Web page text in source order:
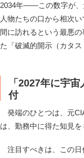
2034年——この数字が、
人物たちの口から相次
間に訪れるという最悪
た「破滅的開示（カタ
「2027年に宇
付
発端のひとつは、元
は、勤務中に得た知見
注目すべきは、この日